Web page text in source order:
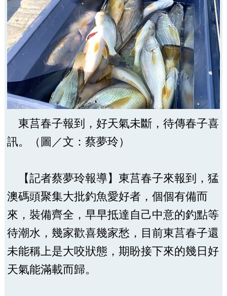
東莒春子報到，好天氣未斷，待傳春子喜
訊。（圖／文：蔡夢玲）
【記者蔡夢玲報導】東莒春子來報到，猛
澳碼頭聚集大批釣魚愛好者，個個有備而
來，裝備齊全，早早抵達自己中意的釣點等
待潮水，幾家歡喜幾家愁，目前東莒春子還
未能稱上是大咬狀態，期盼接下來的幾日好
天氣能滿載而歸。